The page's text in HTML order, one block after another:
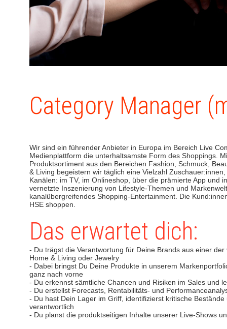
Category Manager
Wir sind ein führender Anbieter in Europa im Bereich Live
Medienplattform die unterhaltsamste Form des Shoppings.
Produktsortiment aus den Bereichen Fashion, Schmuck,
& Living begeistern wir täglich eine Vielzahl
Kanälen: im TV, im Onlineshop, über die prämierte App und
vernetzte Inszenierung von Lifestyle-Themen und
kanalübergreifendes Shopping-Entertainment. Die
HSE shoppen.
Das erwartet dich:
- Du trägst die Verantwortung für Deine Brands aus einer
Home & Living oder Jewelry
- Dabei bringst Du Deine Produkte in unserem
ganz nach vorne
- Du erkennst sämtliche Chancen und Risiken im Sales und
- Du erstellst Forecasts, Rentabilitäts- und
- Du hast Dein Lager im Griff, identifizierst kritische
verantwortlich
- Du planst die produktseitigen Inhalte unserer Live-Shows